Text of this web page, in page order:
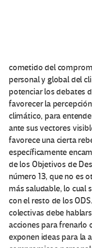
cometido del
personal y global del
potenciar los debates
favorecer la
climático, para
ante sus vectores
favorece una cierta
específicamente
de los Objetivos de
número 13, que no es
más saludable, lo cual
con el resto de los
colectivas debe
acciones para frenarlo
exponen ideas para la